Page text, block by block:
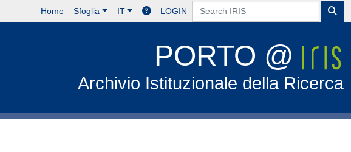
Home Sfoglia IT LOGIN
PORTO @
Archivio Istituzionale della Ricerca